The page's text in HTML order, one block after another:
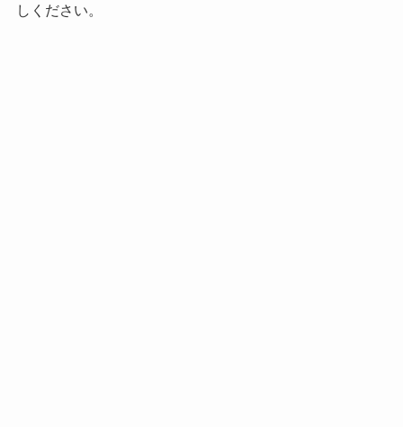
しください。